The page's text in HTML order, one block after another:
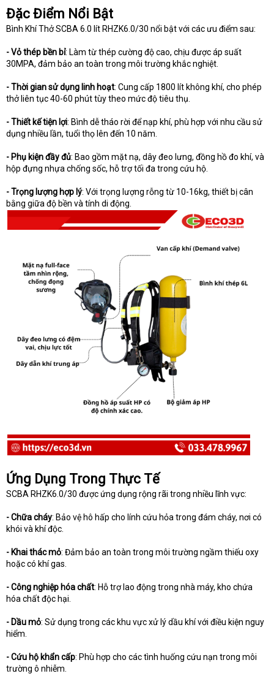
Đặc Điểm Nổi Bật
Bình Khí Thở SCBA 6.0 lít RHZK6.0/30 nổi bật với các ưu điểm sau:
- Vỏ thép bền bỉ: Làm từ thép cường độ cao, chịu được áp suất
30MPA, đảm bảo an toàn trong môi trường khắc nghiệt.
- Thời gian sử dụng linh hoạt: Cung cấp 1800 lít không khí, cho phép
thở liên tục 40-60 phút tùy theo mức độ tiêu thụ.
- Thiết kế tiện lợi: Bình dễ tháo rời để nạp khí, phù hợp với nhu cầu sử
dụng nhiều lần, tuổi thọ lên đến 10 năm.
- Phụ kiện đầy đủ: Bao gồm mặt nạ, dây đeo lưng, đồng hồ đo khí, và
hộp đựng nhựa chống sốc, hỗ trợ tối đa trong cứu hộ.
- Trọng lượng hợp lý: Với trọng lượng rỗng từ 10-16kg, thiết bị cân
bằng giữa độ bền và tính di động.
Ứng Dụng Trong Thực Tế
SCBA RHZK6.0/30 được ứng dụng rộng rãi trong nhiều lĩnh vực:
- Chữa cháy: Bảo vệ hô hấp cho lính cứu hỏa trong đám cháy, nơi có
khói và khí độc.
- Khai thác mỏ: Đảm bảo an toàn trong môi trường ngầm thiếu oxy
hoặc có khí gas.
- Công nghiệp hóa chất: Hỗ trợ lao động trong nhà máy, kho chứa
hóa chất độc hại.
- Dầu mỏ: Sử dụng trong các khu vực xử lý dầu khí với điều kiện nguy
hiểm.
- Cứu hộ khẩn cấp: Phù hợp cho các tình huống cứu nạn trong môi
trường ô nhiễm.